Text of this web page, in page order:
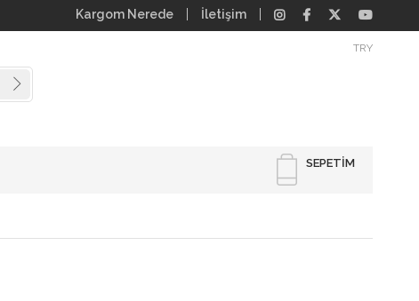
Kargom Nerede İletişim
TRY
SEPETIM